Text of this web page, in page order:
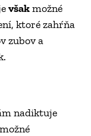
však možné
ktoré zahŕňa
zubov a
nadiktuje